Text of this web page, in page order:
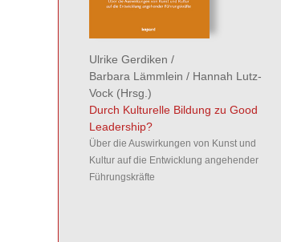
Ulrike Gerdiken /
Barbara Lämmlein / Hannah Lutz-
Vock(Hrsg.)
Durch Kulturelle Bildung zu Good
Leadership?
Über die Auswirkungen von Kunst und
Kultur auf die Entwicklung angehender
Führungskräfte